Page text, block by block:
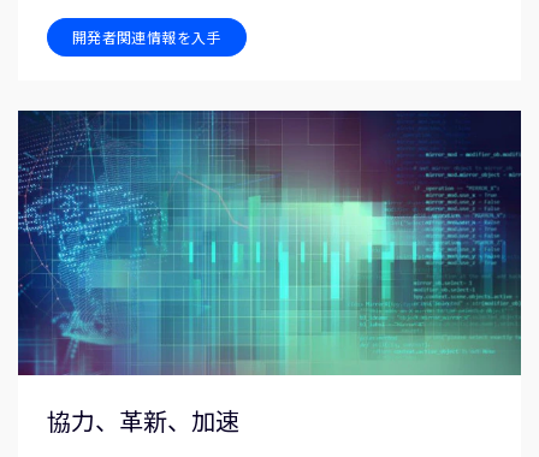
開発者関連情報を入手
協力、革新、加速